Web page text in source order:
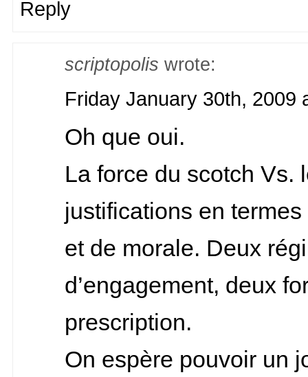
Reply
scriptopolis wrote:
Friday January 30th, 2009
Oh que oui.
La force du scotch Vs.
justifications en termes
et de morale. Deux
d’engagement, deux
prescription.
On espère pouvoir un